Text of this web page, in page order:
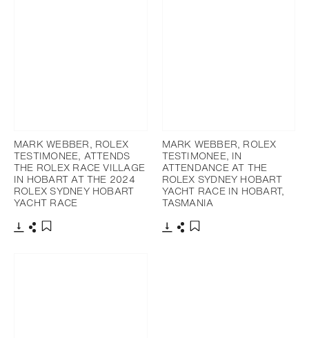
MARK WEBBER, ROLEX
TESTIMONEE, ATTENDS
THE ROLEX RACE VILLAGE
IN HOBART AT THE 2024
ROLEX SYDNEY HOBART
YACHT RACE
MARK WEBBER, ROLEX
TESTIMONEE, IN
ATTENDANCE AT THE
ROLEX SYDNEY HOBART
YACHT RACE IN HOBART,
TASMANIA